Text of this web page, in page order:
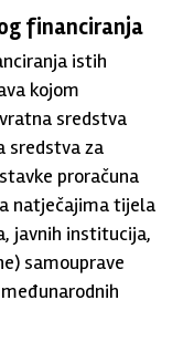
financiranja
istih
kojom
sredstva
sredstva za
proračuna
natječajima tijela
javnih institucija,
samouprave